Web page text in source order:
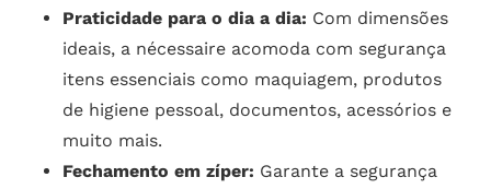
Praticidade para o dia a dia: Com dimensões
ideais, a nécessaire acomoda com segurança
itens essenciais como maquiagem, produtos
de higiene pessoal, documentos, acessórios e
muito mais.
Fechamento em zíper: Garante a segurança